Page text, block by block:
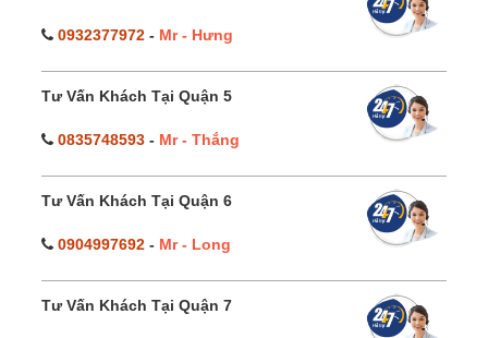
0932377972 - Mr - Hưng
Tư Vấn Khách Tại Quận 5
0835748593 - Mr - Thắng
Tư Vấn Khách Tại Quận 6
0904997692 - Mr - Long
Tư Vấn Khách Tại Quận 7